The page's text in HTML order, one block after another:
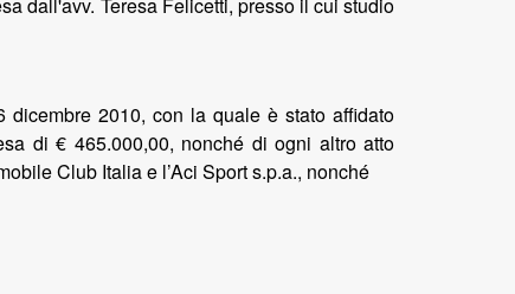
2010, con la quale è stato affidato
di € 465.000,00, nonché di ogni altro atto
Club Italia e l’Aci Sport s.p.a., nonché